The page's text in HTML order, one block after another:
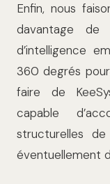
Enfin, nous
davantage de
d’intelligence
360 degrés
faire de
capable
structurelles
éventuellement